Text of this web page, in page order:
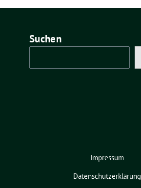
Suchen
Impressum
Datenschutzerklärung